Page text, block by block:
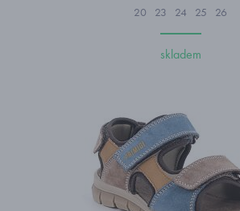
20 23 24 25 26
skladem